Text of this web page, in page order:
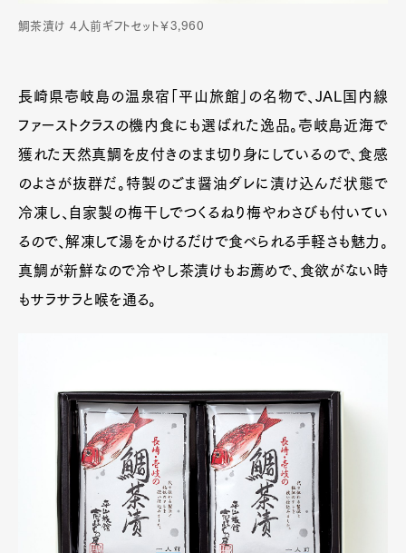
鯛茶漬け 4人前ギフトセット￥3,960
長崎県壱岐島の温泉宿「平山旅館」の名物で、JAL国内線
ファーストクラスの機内食にも選ばれた逸品。壱岐島近海で
獲れた天然真鯛を皮付きのまま切り身にしているので、食感
のよさが抜群だ。特製のごま醤油ダレに漬け込んだ状態で
冷凍し、自家製の梅干しでつくるねり梅やわさびも付いてい
るので、解凍して湯をかけるだけで食べられる手軽さも魅力。
真鯛が新鮮なので冷やし茶漬けもお薦めで、食欲がない時
もサラサラと喉を通る。